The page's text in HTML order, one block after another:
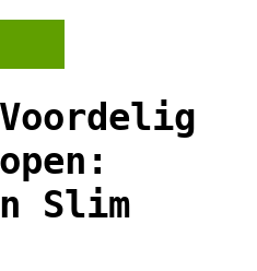
Slim